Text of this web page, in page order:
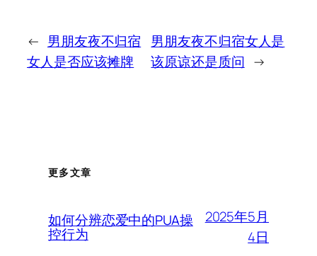
← 男朋友夜不归宿
女人是否应该摊牌
男朋友夜不归宿女人是
该原谅还是质问 →
更多文章
如何分辨恋爱中的PUA操
控行为
2025年5月
4日